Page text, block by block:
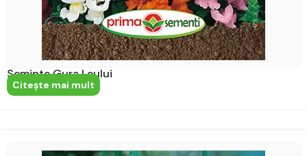
Seminte Gura Leului
Citeşte mai mult